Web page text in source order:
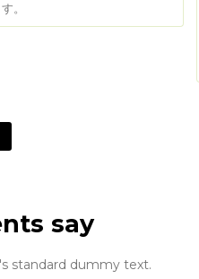
。
say
standard dummy text.